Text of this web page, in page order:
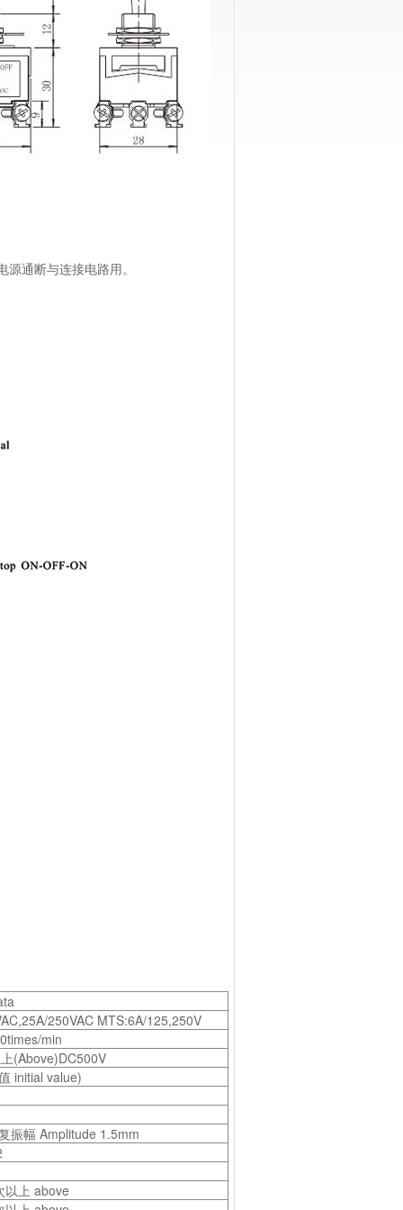
通断与连接电路用。
250VAC MTS:6A/125,250V
min
(Above)DC500V
initial value)
振幅 Amplitude 1.5mm
以上 above